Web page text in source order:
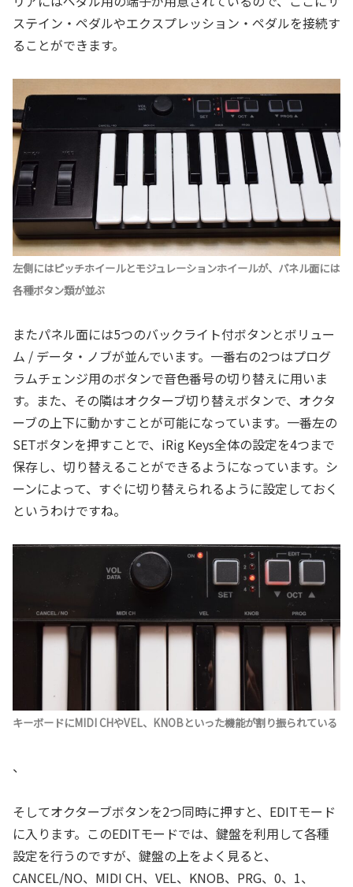
ステイン・ペダルやエクスプレッション・ペダルを接続す
ることができます。
左側にはピッチホイールとモジュレーションホイールが、パネル面には
各種ボタン類が並ぶ
またパネル面には5つのバックライト付ボタンとボリュー
ム / データ・ノブが並んでいます。一番右の2つはプログ
ラムチェンジ用のボタンで音色番号の切り替えに用いま
す。また、その隣はオクターブ切り替えボタンで、オクタ
ーブの上下に動かすことが可能になっています。一番左の
SETボタンを押すことで、iRig Keys全体の設定を4つまで
保存し、切り替えることができるようになっています。シ
ーンによって、すぐに切り替えられるように設定しておく
というわけですね。
キーボードにMIDI CHやVEL、KNOBといった機能が割り振られている
、
そしてオクターブボタンを2つ同時に押すと、EDITモード
に入ります。このEDITモードでは、鍵盤を利用して各種
設定を行うのですが、鍵盤の上をよく見ると、
CANCEL/NO、MIDI CH、VEL、KNOB、PRG、0、1、